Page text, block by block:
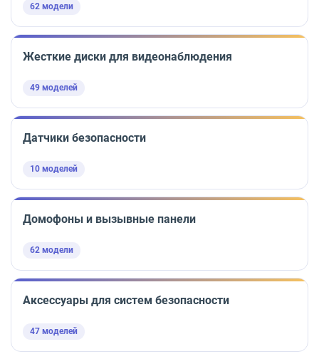
62 модели
Жесткие диски для видеонаблюдения
49 моделей
Датчики безопасности
10 моделей
Домофоны и вызывные панели
62 модели
Аксессуары для систем безопасности
47 моделей